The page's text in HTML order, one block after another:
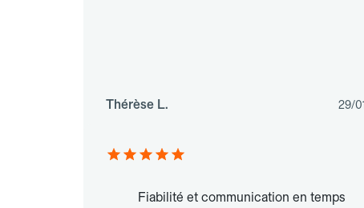
Thérèse L. 29/
Fiabilité et communication en temps